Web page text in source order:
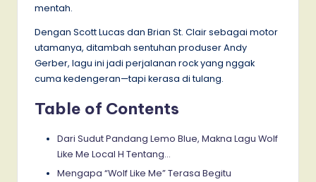
mentah.
Dengan Scott Lucas dan Brian St. Clair sebagai motor
utamanya, ditambah sentuhan produser Andy
Gerber, lagu ini jadi perjalanan rock yang nggak
cuma kedengeran—tapi kerasa di tulang.
Table of Contents
Dari Sudut Pandang Lemo Blue, Makna Lagu Wolf
Like Me Local H Tentang…
Mengapa “Wolf Like Me” Terasa Begitu